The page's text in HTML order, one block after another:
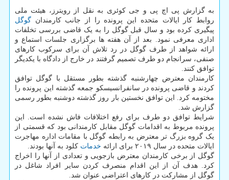
به گزارش پی اچ پی و جی کوئری به نقل از رویترز، هیئت ملی
روابط کار ایالات متحده این پرونده را از جانب کارمندان گوگل
پیگیری کرده بود و سال قبل گوگل را به یک قاضی بررسی تخلفات
اداری معرفی نمود. بعد از آن هفته ها برگزاری جلسات استماع و
ارائه شواهد از طرف گوگل در رد تلاش آن برای سرکوب کارهای
صنفی، سرانجام دو طرف تصمیم گرفتند در خارج از دادگاه با یکدیگر
توافق کنند.
کارمندان معترض چهارشنبه گذشته بطور مستقل با گوگل توافق
کردند و قاضی پرونده در سانفرانسیسکو جمعه گذشته این پرونده را
مختومه کرد. این توافق نخستین بار روز گذشته دوشنبه بطور رسمی
گزارش شد.
شرایط توافق دو طرف برای رفع اختلافات فاش نشده است. این
پرونده مربوط به اقدامات گوگل مقابل کارمندانی بود که قسمتی از
یک گروه بزرگ تر معترض به رابطه گوگل با مقامات اداره مهاجرت
ایالات متحده در سال ۲۰۱۹ برای ارائه
خدمات کلود به آنها بودند.
گوگل از برخی کارمندان معترض بازجویی و تعدادی از آنها را اخراج
کرد. هدف آن از این اقدام منصرف کردن سایر افراد شاغل در
گوگل از مشارکت در کارهای اعتراضی عنوان شد.